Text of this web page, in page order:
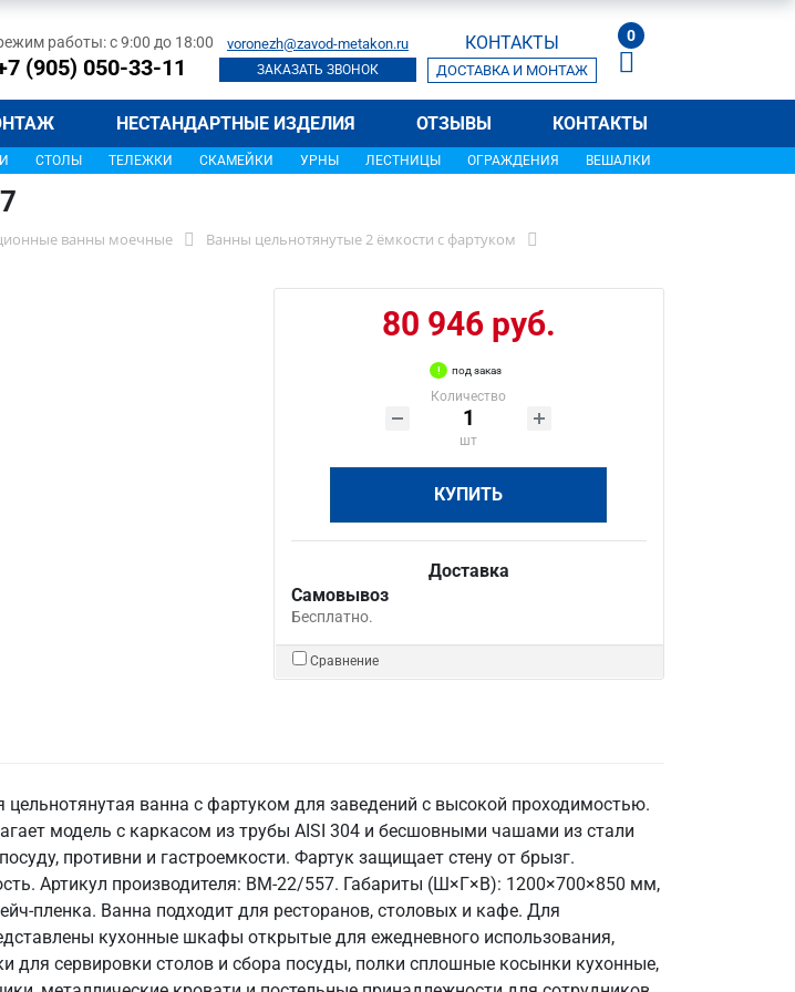
работы: с 9:00 до 18:00
(905) 050-33-11
voronezh@zavod-metakon.ru
ЗАКАЗАТЬ ЗВОНОК
КОНТАКТЫ
ДОСТАВКА И МОНТАЖ
0
НЕСТАНДАРТНЫЕ ИЗДЕЛИЯ ОТЗЫВЫ КОНТАКТЫ
СТОЛЫ ТЕЛЕЖКИ СКАМЕЙКИ УРНЫ ЛЕСТНИЦЫ ОГРАЖДЕНИЯ ВЕШАЛКИ
ванны моечные
Ванны цельнотянутые 2 ёмкости с фартуком
80 946 руб.
под заказ
Количество
шт
КУПИТЬ
Доставка
Самовывоз
Бесплатно.
Сравнение
ванна с фартуком для заведений с высокой проходимостью.
модель с каркасом из трубы AISI 304 и бесшовными чашами из стали
противни и гастроемкости. Фартук защищает стену от брызг.
Артикул производителя: ВМ-22/557. Габариты (Ш×Г×В): 1200×700×850 мм,
пленка. Ванна подходит для ресторанов, столовых и кафе. Для
кухонные шкафы открытые для ежедневного использования,
для сервировки столов и сбора посуды, полки сплошные косынки кухонные,